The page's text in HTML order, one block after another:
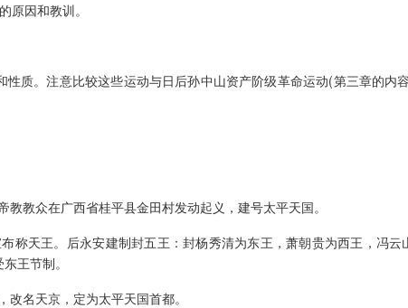
因和教训。
质。注意比较这些运动与日后孙中山资产阶级革命运动(第三章的内
众在广西省桂平县金田村发动起义，建号太平天国。
天王。后永安建制封五王：封杨秀清为东王，萧朝贵为西王，冯云
王节制。
名天京，定为太平天国首都。